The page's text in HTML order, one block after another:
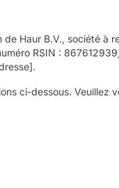
Haur B.V., société
RSIN :
ci-dessous.